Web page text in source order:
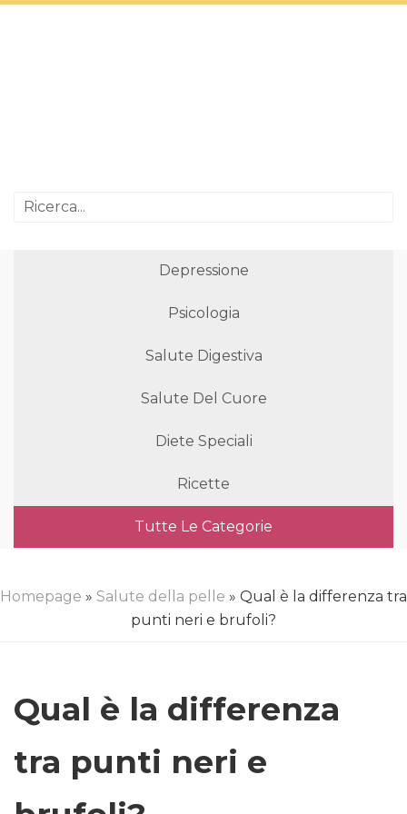
Depressione
Psicologia
Salute Digestiva
Salute Del Cuore
Diete Speciali
Ricette
Tutte Le Categorie
Homepage » Salute della pelle » Qual è la differenza tra
punti neri e brufoli?
Qual è la differenza
tra punti neri e